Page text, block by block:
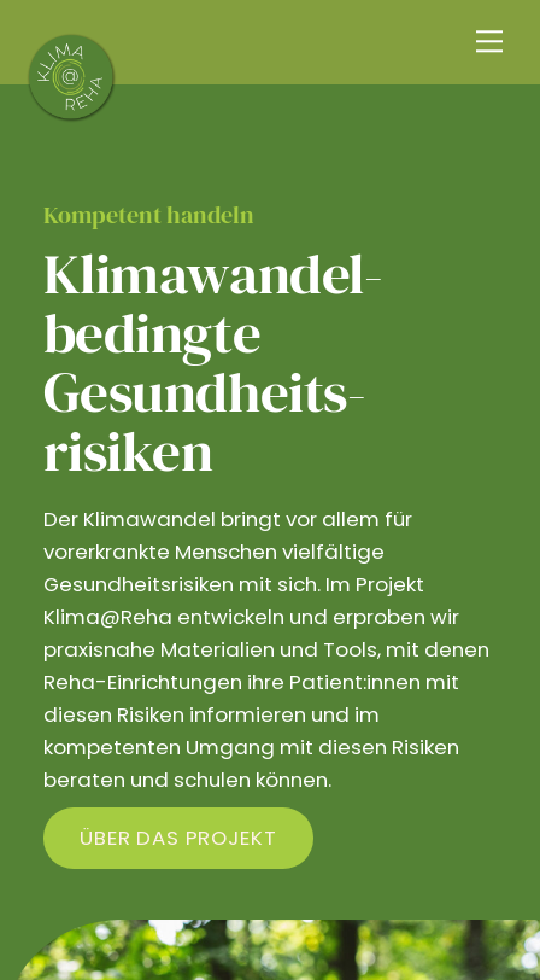
content
Kompetent handeln
Klimawandel­
bedingte
Gesundheits­
risiken
Der Klimawandel bringt vor allem für
vorerkrankte Menschen vielfältige
Gesundheitsrisiken mit sich. Im Projekt
Klima@Reha entwickeln und erproben wir
praxisnahe Materialien und Tools, mit denen
Reha-Einrichtungen ihre Patient:innen mit
diesen Risiken informieren und im
kompetenten Umgang mit diesen Risiken
beraten und schulen können.
ÜBER DAS PROJEKT